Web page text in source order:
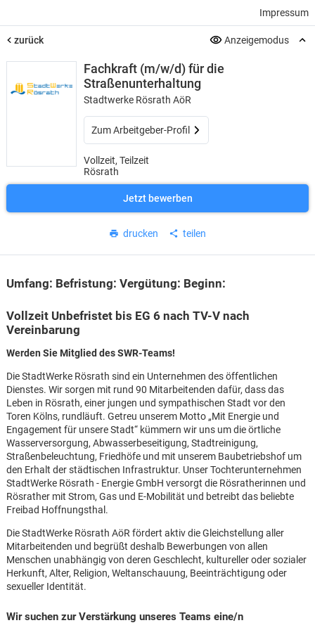
Impressum
zurück Anzeigemodus
Fachkraft (m/w/d) für die
Straßenunterhaltung
Stadtwerke Rösrath AöR
Zum Arbeitgeber-Profil
Vollzeit, Teilzeit
Rösrath
Jetzt bewerben
drucken teilen
Umfang: Befristung: Vergütung: Beginn:
Vollzeit Unbefristet bis EG 6 nach TV-V nach
Vereinbarung
Werden Sie Mitglied des SWR-Teams!
Die StadtWerke Rösrath sind ein Unternehmen des öffentlichen
Dienstes. Wir sorgen mit rund 90 Mitarbeitenden dafür, dass das
Leben in Rösrath, einer jungen und sympathischen Stadt vor den
Toren Kölns, rundläuft. Getreu unserem Motto „Mit Energie und
Engagement für unsere Stadt“ kümmern wir uns um die örtliche
Wasserversorgung, Abwasserbeseitigung, Stadtreinigung,
Straßenbeleuchtung, Friedhöfe und mit unserem Baubetriebshof um
den Erhalt der städtischen Infrastruktur. Unser Tochterunternehmen
StadtWerke Rösrath - Energie GmbH versorgt die Rösratherinnen und
Rösrather mit Strom, Gas und E-Mobilität und betreibt das beliebte
Freibad Hoffnungsthal.
Die StadtWerke Rösrath AöR fördert aktiv die Gleichstellung aller
Mitarbeitenden und begrüßt deshalb Bewerbungen von allen
Menschen unabhängig von deren Geschlecht, kultureller oder sozialer
Herkunft, Alter, Religion, Weltanschauung, Beeinträchtigung oder
sexueller Identität.
Wir suchen zur Verstärkung unseres Teams eine/n